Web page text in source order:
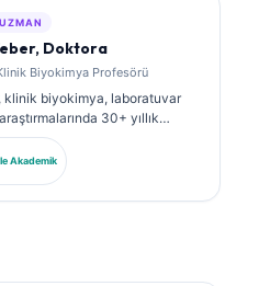
Doktora
Biyokimya Profesörü
klinik biyokimya, laboratuvar
30+ yıllık
Klinik Kimya Derneği’nin
panel analizi, biyobelirteç
yapay zeka destekli laboratuvar
Akademik